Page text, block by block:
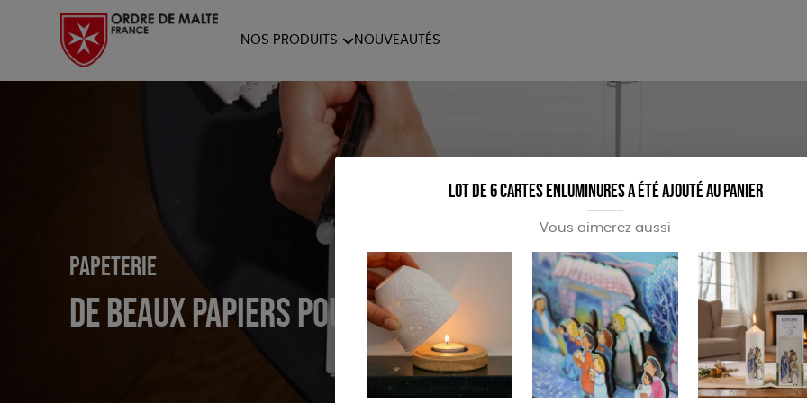
NOS PRODUITS
NOTRE COLLECTION ACCESSOIRES
PAPETERIE
NOUVEAUTÉS
Papeterie
De beaux papiers pour de beaux écrits
Lot de 6 cartes enluminures a été ajouté au panier
Vous aimerez aussi